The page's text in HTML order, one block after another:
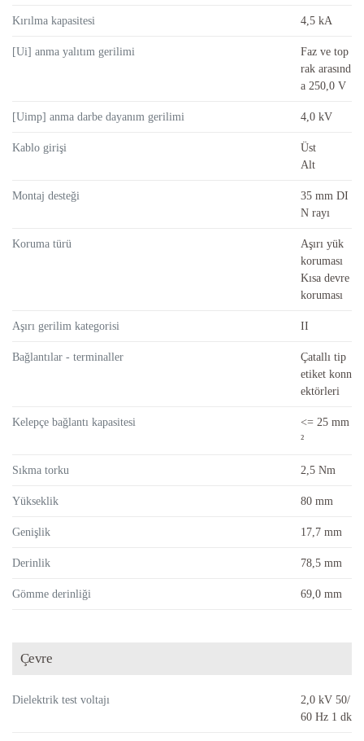
Kırılma kapasitesi 4,5 kA
[Ui] anma yalıtım gerilimi
Faz ve top
rak arasınd
a 250,0 V
[Uimp] anma darbe dayanım gerilimi 4,0 kV
Kablo girişi
Üst
Alt
Montaj desteği
35 mm DI
N rayı
Koruma türü
Aşırı yük
koruması
Kısa devre
koruması
Aşırı gerilim kategorisi II
Bağlantılar - terminaller
Çatallı tip
etiket konn
ektörleri
Kelepçe bağlantı kapasitesi
<= 25 mm
²
Sıkma torku 2,5 Nm
Yükseklik 80 mm
Genişlik 17,7 mm
Derinlik 78,5 mm
Gömme derinliği 69,0 mm
Çevre
Dielektrik test voltajı
2,0 kV 50/
60 Hz 1 dk